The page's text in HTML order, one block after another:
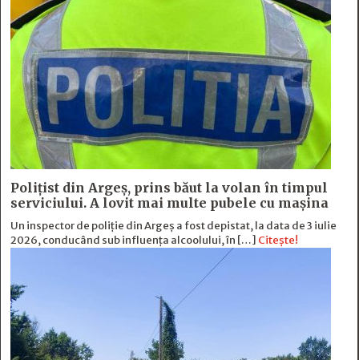
Polițist din Argeș, prins băut la volan în timpul
serviciului. A lovit mai multe pubele cu mașina
Un inspector de poliție din Argeș a fost depistat, la data de 3 iulie
2026, conducând sub influența alcoolului, în […] Citește!